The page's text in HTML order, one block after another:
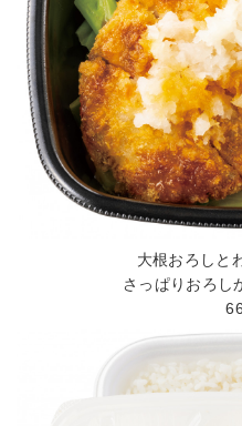
大根おろしと
さっぱりおろし